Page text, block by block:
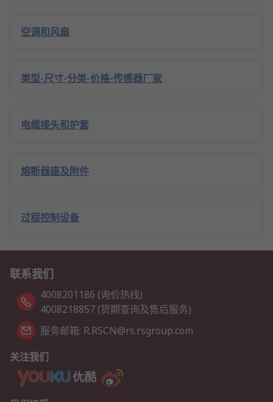
空调和风扇
类型-尺寸-分类-价格-传感器厂家
电缆接头和护套
熔断器座及附件
过程控制设备
联系我们
4008201186 (询价热线)
4008218857 (货期查询及售后服务)
服务邮箱: R.RSCN@rs.rsgroup.com
关注我们